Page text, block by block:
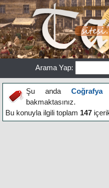
Arama Yap:
Şu anda Coğrafya
bakmaktasınız.
Bu konuyla ilgili toplam 147